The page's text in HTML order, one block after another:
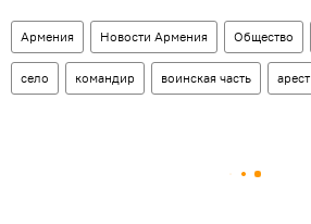
Армения Новости Армения Общество
село командир воинская часть арест